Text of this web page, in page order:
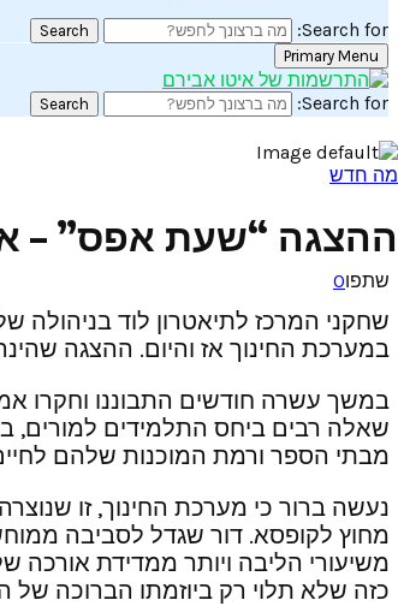
Search for:
Search
Primary Menu
Search for:
Search
מה חדש
ההצגה “שעת אפס” –
שתפו0
שחקני המרכז לתיאטרון לוד בניהולה
במערכת החינוך אז והיום. ההצגה
במשך עשרה חודשים התבוננו וחקרו
שאלה רבים ביחס התלמידים למורים,
מבתי הספר ורמת המוכנות שלהם
נעשה ברור כי מערכת החינוך, זו
מחוץ לקופסא. דור שגדל לסביבה
משיעורי הליבה ויותר ממדידת אורכה
כזה שלא תלוי רק ביוזמתו הברוכה